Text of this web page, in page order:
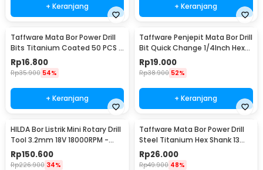
+ Keranjang + Keranjang
Taffware Mata Bor Power Drill
Bits Titanium Coated 50 PCS -
DW1361
Rp16.800
Rp35.900 54%
+ Keranjang
Taffware Penjepit Mata Bor Drill
Bit Quick Change 1/4Inch Hex
Shank - 2054A
Rp19.000
Rp38.900 52%
+ Keranjang
HILDA Bor Listrik Mini Rotary Drill
Tool 3.2mm 18V 18000RPM -
JD5202
Rp150.600
Rp226.900 34%
Taffware Mata Bor Power Drill
Steel Titanium Hex Shank 13
PCS - SV-VDB13
Rp26.000
Rp49.900 48%